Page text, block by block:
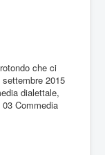
che ci
2015
dialettale,
Commedia